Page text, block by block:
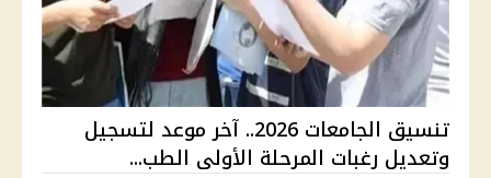
تنسيق الجامعات 2026.. آخر موعد لتسجيل
وتعديل رغبات المرحلة الأولى الطب...